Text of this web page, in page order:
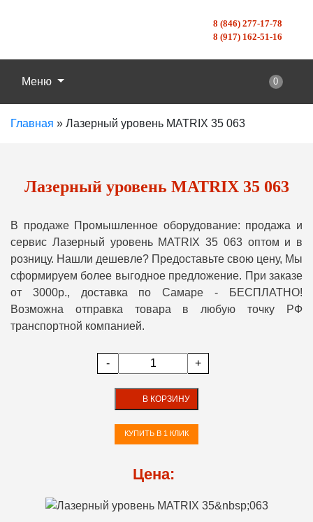
8 (846) 277-17-78
8 (917) 162-51-16
Меню 0
Главная » Лазерный уровень MATRIX 35 063
Лазерный уровень MATRIX 35 063
В продаже Промышленное оборудование: продажа и
сервис Лазерный уровень MATRIX 35 063 оптом и в
розницу. Нашли дешевле? Предоставьте свою цену, Мы
сформируем более выгодное предложение. При заказе
от 3000р., доставка по Самаре - БЕСПЛАТНО!
Возможна отправка товара в любую точку РФ
транспортной компанией.
- +
В КОРЗИНУ
КУПИТЬ В 1 КЛИК
Цена: